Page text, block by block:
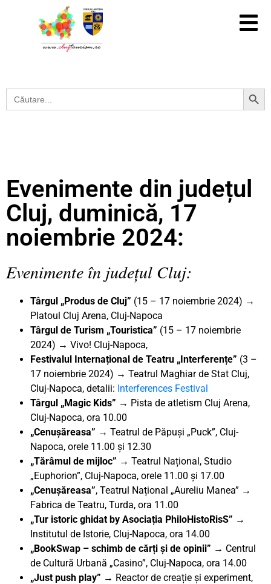
Search
for:
Search Button
Evenimente din județul
Cluj, duminică, 17
noiembrie 2024:
Evenimente în județul Cluj:
Târgul „Produs de Cluj” (15 – 17 noiembrie 2024) →
Platoul Cluj Arena, Cluj-Napoca
Târgul de Turism „Touristica” (15 – 17 noiembrie
2024) → Vivo! Cluj-Napoca,
Festivalul Internațional de Teatru „Interferențe” (3 –
17 noiembrie 2024) → Teatrul Maghiar de Stat Cluj,
Cluj-Napoca, detalii: Interferences Festival
Târgul „Magic Kids” → Pista de atletism Cluj Arena,
Cluj-Napoca, ora 10.00
„Cenușăreasa” → Teatrul de Păpuși „Puck”, Cluj-
Napoca, orele 11.00 și 12.30
„Tărâmul de mijloc” → Teatrul Național, Studio
„Euphorion”, Cluj-Napoca, orele 11.00 și 17.00
„Cenușăreasa”, Teatrul Național „Aureliu Manea” →
Fabrica de Teatru, Turda, ora 11.00
„Tur istoric ghidat by Asociația PhiloHistoRisS” →
Institutul de Istorie, Cluj-Napoca, ora 14.00
„BookSwap – schimb de cărți și de opinii” → Centrul
de Cultură Urbană „Casino”, Cluj-Napoca, ora 14.00
„Just push play” → Reactor de creație și experiment,